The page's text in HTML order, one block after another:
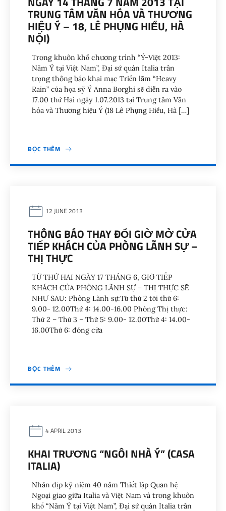
TRUNG TÂM VĂN HÓA VÀ THƯƠNG
HIỆU Ý – 18, LÊ PHỤNG HIỂU, HÀ
NỘI)
Trong khuôn khổ chương trình “Ý-Việt 2013:
Năm Ý tại Việt Nam”, Đại sứ quán Italia trân
trọng thông báo khai mạc Triển lãm “Heavy
Rain” của họa sỹ Ý Anna Borghi sẽ diễn ra vào
17.00 thứ Hai ngày 1.07.2013 tại Trung tâm Văn
hóa và Thương hiệu Ý (18 Lê Phụng Hiểu, Hà […]
ĐỌC THÊM
12 JUNE 2013
THÔNG BÁO THAY ĐỔI GIỜ MỞ CỬA
TIẾP KHÁCH CỦA PHÒNG LÃNH SỰ –
THỊ THỰC
TỪ THỨ HAI NGÀY 17 THÁNG 6, GIỜ TIẾP
KHÁCH CỦA PHÒNG LÃNH SỰ – THỊ THỰC SẼ
NHƯ SAU: Phòng Lãnh sự:Từ thứ 2 tới thứ 6:
9.00- 12.00Thứ 4: 14.00-16.00 Phòng Thị thực:
Thứ 2 – Thứ 3 – Thứ 5: 9.00- 12.00Thứ 4: 14.00-
16.00Thứ 6: đóng cửa
ĐỌC THÊM
4 APRIL 2013
KHAI TRƯƠNG “NGÔI NHÀ Ý” (CASA
ITALIA)
Nhân dịp kỷ niệm 40 năm Thiết lập Quan hệ
Ngoại giao giữa Italia và Việt Nam và trong khuôn
khổ “Năm Ý tại Việt Nam”, Đại sứ quán Italia trân